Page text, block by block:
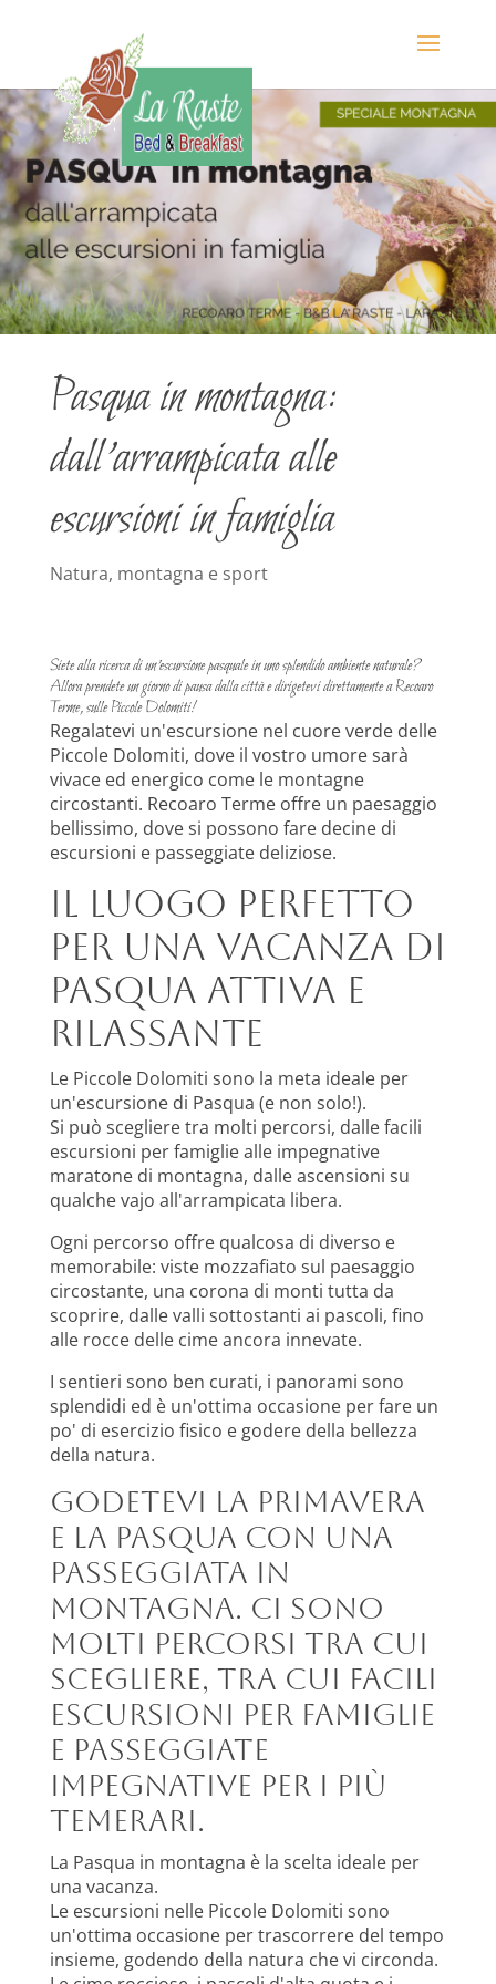
Pasqua in montagna:
dall’arrampicata alle
escursioni in famiglia
Natura, montagna e sport
Siete alla ricerca di un'escursione pasquale in uno splendido ambiente naturale?
Allora prendete un giorno di pausa dalla città e dirigetevi direttamente a Recoaro
Terme, sulle Piccole Dolomiti!
Regalatevi un'escursione nel cuore verde delle
Piccole Dolomiti, dove il vostro umore sarà
vivace ed energico come le montagne
circostanti. Recoaro Terme offre un paesaggio
bellissimo, dove si possono fare decine di
escursioni e passeggiate deliziose.
Il luogo perfetto
per una vacanza di
Pasqua attiva e
rilassante
Le Piccole Dolomiti sono la meta ideale per
un'escursione di Pasqua (e non solo!).
Si può scegliere tra molti percorsi, dalle facili
escursioni per famiglie alle impegnative
maratone di montagna, dalle ascensioni su
qualche vajo all'arrampicata libera.
Ogni percorso offre qualcosa di diverso e
memorabile: viste mozzafiato sul paesaggio
circostante, una corona di monti tutta da
scoprire, dalle valli sottostanti ai pascoli, fino
alle rocce delle cime ancora innevate.
I sentieri sono ben curati, i panorami sono
splendidi ed è un'ottima occasione per fare un
po' di esercizio fisico e godere della bellezza
della natura.
Godetevi la primavera
e la Pasqua con una
passeggiata in
montagna. Ci sono
molti percorsi tra cui
scegliere, tra cui facili
escursioni per famiglie
e passeggiate
impegnative per i più
temerari.
La Pasqua in montagna è la scelta ideale per
una vacanza.
Le escursioni nelle Piccole Dolomiti sono
un'ottima occasione per trascorrere del tempo
insieme, godendo della natura che vi circonda.